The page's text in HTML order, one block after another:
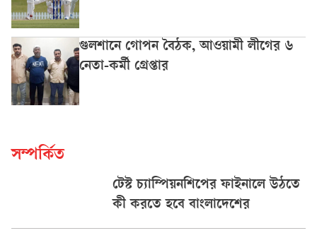
গুলশানে গোপন বৈঠক, আওয়ামী লীগের ৬
নেতা-কর্মী গ্রেপ্তার
সম্পর্কিত
টেস্ট চ্যাম্পিয়নশিপের ফাইনালে উঠতে
কী করতে হবে বাংলাদেশের